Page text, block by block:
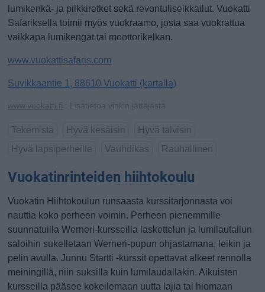
lumikenkä- ja pilkkiretket sekä revontuliseikkailut. Vuokatti
Safariksella toimii myös vuokraamo, josta saa vuokrattua
vaikkapa lumikengät tai moottorikelkan.
www.vuokattisafaris.com
Suvikkaantie 1, 88610 Vuokatti (kartalla)
www.vuokatti.fi : Lisätietoa vinkin jättäjästä
Tekemistä Hyvä kesäisin
Hyvä talvisin
Hyvä lapsiperheille
Vauhdikas Rauhallinen
Vuokatinrinteiden hiihtokoulu
Vuokatin Hiihtokoulun runsaasta kurssitarjonnasta voi
nauttia koko perheen voimin. Perheen pienemmille
suunnatuilla Werneri-kursseilla laskettelun ja lumilautailun
saloihin sukelletaan Werneri-pupun ohjastamana, leikin ja
pelin avulla. Junnu Startti -kurssit opettavat alkeet rennolla
meiningillä, niin suksilla kuin lumilaudallakin. Aikuisten
kursseilla pääsee kokeilemaan uutta lajia tai hiomaan